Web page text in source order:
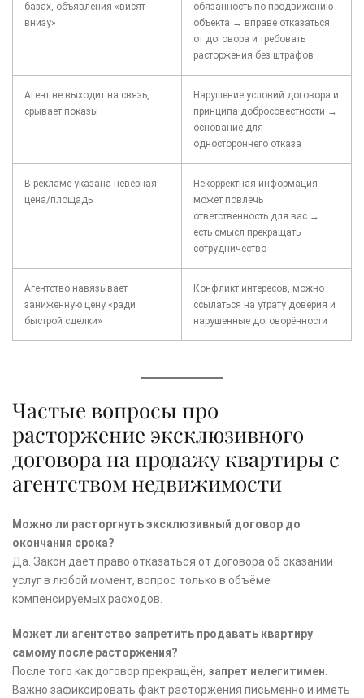
базах, объявления «висят
внизу»
обязанность по продвижению
объекта → вправе отказаться
от договора и требовать
расторжения без штрафов
Агент не выходит на связь,
срывает показы
Нарушение условий договора и
принципа добросовестности →
основание для
одностороннего отказа
В рекламе указана неверная
цена/площадь
Некорректная информация
может повлечь
ответственность для вас →
есть смысл прекращать
сотрудничество
Агентство навязывает
заниженную цену «ради
быстрой сделки»
Конфликт интересов, можно
ссылаться на утрату доверия и
нарушенные договорённости
Частые вопросы про
расторжение эксклюзивного
договора на продажу квартиры с
агентством недвижимости
Можно ли расторгнуть эксклюзивный договор до
окончания срока?
Да. Закон даёт право отказаться от договора об оказании
услуг в любой момент, вопрос только в объёме
компенсируемых расходов.
Может ли агентство запретить продавать квартиру
самому после расторжения?
После того как договор прекращён, запрет нелегитимен
Важно зафиксировать факт расторжения письменно и иметь